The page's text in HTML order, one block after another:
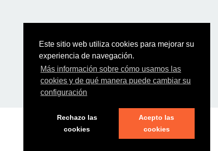
Este sitio web utiliza cookies para mejorar su
experiencia de navegación.
Más información sobre cómo usamos las
cookies y de qué manera puede cambiar su
configuración
Rechazo las
cookies
Acepto las
cookies
Copyright © 2026, I.E.S. Politécnico Jesús Marín